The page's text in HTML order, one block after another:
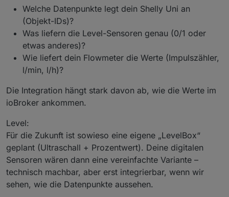
Welche Datenpunkte legt dein Shelly Uni an
(Objekt-IDs)?
Was liefern die Level-Sensoren genau (0/1 oder
etwas anderes)?
Wie liefert dein Flowmeter die Werte (Impulszähler,
l/min, l/h)?
Die Integration hängt stark davon ab, wie die Werte im
ioBroker ankommen.
Level:
Für die Zukunft ist sowieso eine eigene „LevelBox“
geplant (Ultraschall + Prozentwert). Deine digitalen
Sensoren wären dann eine vereinfachte Variante –
technisch machbar, aber erst integrierbar, wenn wir
sehen, wie die Datenpunkte aussehen.